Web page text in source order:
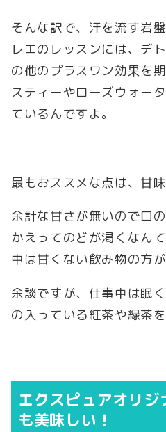
そんな訳で、汗を流す岩
レエのレッスンには、デ
の他のプラスワン効果を
スティーやローズウォー
ているんですよ。
最もおススメな点は、甘
余計な甘さが無いので口
かえってのどが渇くなん
中は甘くない飲み物の方
余談ですが、仕事中は眠
の入っている紅茶や緑茶
エクスピュアオリ
も美味しい！